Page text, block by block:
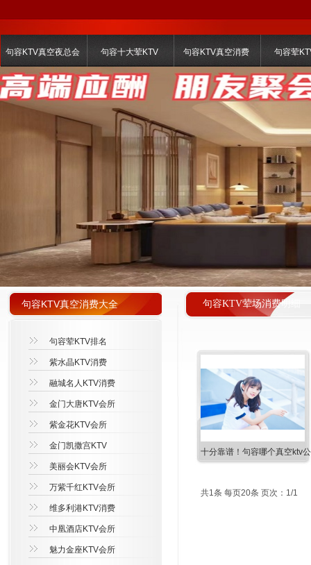
句容KTV真空夜总会 句容十大荤KTV 句容KTV真空消费 句容荤
句容KTV荤场消费明细
十分靠谱！句容哪个真空ktv
共1条 每页20条 页次：1/1
句容KTV真空消费大全
句容荤KTV排名
紫水晶KTV消费
融城名人KTV消费
金门大唐KTV会所
紫金花KTV会所
金门凯撒宫KTV
美丽会KTV会所
万紫千红KTV会所
维多利港KTV消费
中凰酒店KTV会所
魅力金座KTV会所